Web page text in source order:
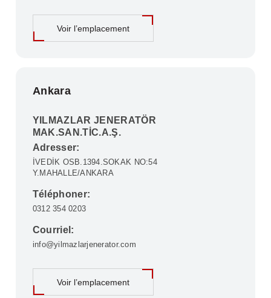
Voir l’emplacement
Ankara
YILMAZLAR JENERATÖR
MAK.SAN.TİC.A.Ş.
Adresser:
İVEDİK OSB.1394.SOKAK NO:54
Y.MAHALLE/ANKARA
Téléphoner:
0312 354 0203
Courriel:
info@yilmazlarjenerator.com
Voir l’emplacement